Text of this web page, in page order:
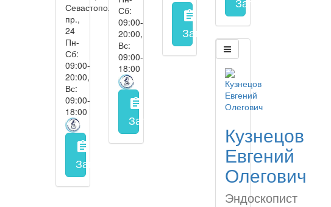
Севастопольский
пр.,
24
Пн-
Сб:
09:00-
20:00,
Вс:
09:00-
18:00
assignment
Запись на прием заполнить форму онлайн
Сб:
09:00-
20:00,
Вс:
09:00-
18:00
assignment
Запись на прием
assignment
Запись на прием
Кузнецов
Евгений
Олегович
Эндоскопист